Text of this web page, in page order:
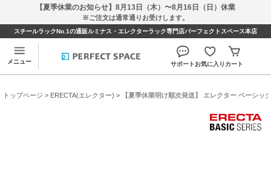
【夏季休業のお知らせ】8月13日（木）〜8月16日（日）休業
※ご注文は通常通りお受けします。
スチールラックNo.1の通販ルミナス・エレクターラック専門店パーフェクトスペース本店
メニュー サポートお気に入り カート
トップページ > ERECTA(エレクター) > 【夏季休業明け順次発送】 エレクター ベーシッ